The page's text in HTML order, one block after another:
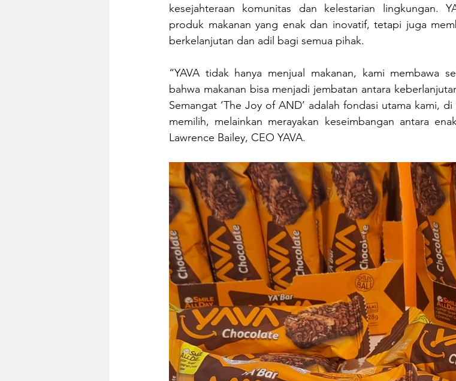
kesejahteraan komunitas dan kelestarian lingkungan.
produk makanan yang enak dan inovatif, tetapi juga
berkelanjutan dan adil bagi semua pihak.
“YAVA tidak hanya menjual makanan, kami membawa
bahwa makanan bisa menjadi jembatan antara
Semangat ‘The Joy of AND’ adalah fondasi utama kami,
memilih, melainkan merayakan keseimbangan antara
Lawrence Bailey, CEO YAVA.